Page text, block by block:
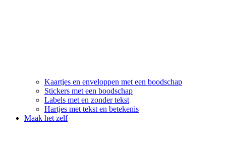
Kaartjes en enveloppen met een boodschap
Stickers met een boodschap
Labels met en zonder tekst
Hartjes met tekst en betekenis
Maak het zelf